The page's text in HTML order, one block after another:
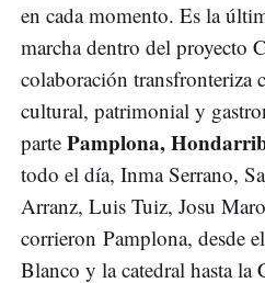
en cada momento. Es la
marcha dentro del proyecto
colaboración transfronteriza
cultural, patrimonial y
parte Pamplona,
todo el día, Inma Serrano,
Arranz, Luis Tuiz, Josu
corrieron Pamplona, desde
Blanco y la catedral hasta la